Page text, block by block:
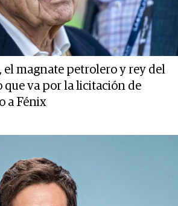
el magnate petrolero y rey del
va por la licitación de
a Fénix